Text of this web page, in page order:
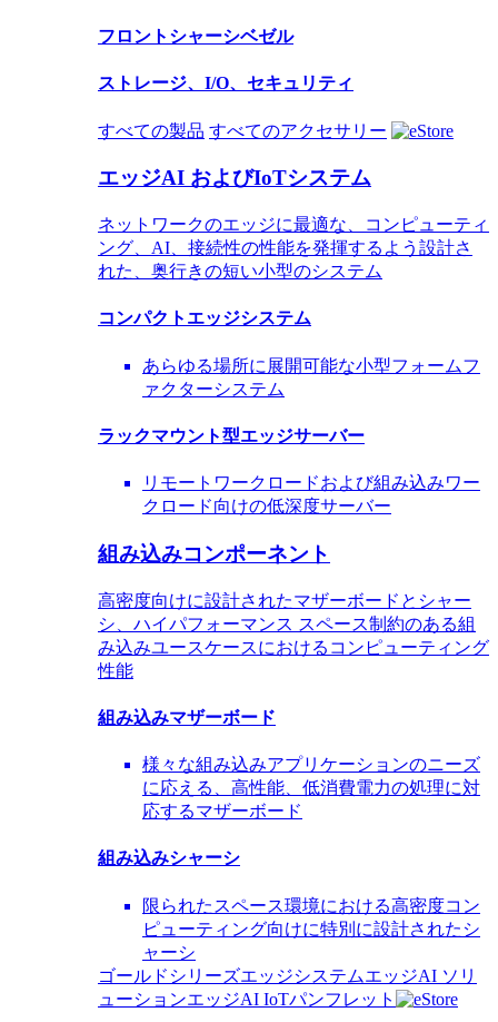
フロントシャーシベゼル
ストレージ、I/O、セキュリティ
すべての製品 すべてのアクセサリー
エッジAI およびIoTシステム
ネットワークのエッジに最適な、コンピューティ
ング、AI、接続性の性能を発揮するよう設計さ
れた、奥行きの短い小型のシステム
コンパクトエッジシステム
あらゆる場所に展開可能な小型フォームフ
ァクターシステム
ラックマウント型エッジサーバー
リモートワークロードおよび組み込みワー
クロード向けの低深度サーバー
組み込みコンポーネント
高密度向けに設計されたマザーボードとシャー
シ、ハイパフォーマンス スペース制約のある組
み込みユースケースにおけるコンピューティング
性能
組み込みマザーボード
様々な組み込みアプリケーションのニーズ
に応える、高性能、低消費電力の処理に対
応するマザーボード
組み込みシャーシ
限られたスペース環境における高密度コン
ピューティング向けに特別に設計されたシ
ャーシ
ゴールドシリーズエッジシステムエッジAI ソリ
ューションエッジAI IoTパンフレット